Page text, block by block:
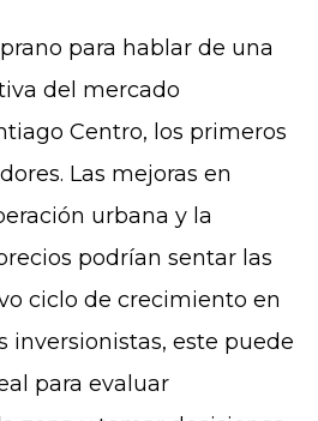
para hablar de una
del mercado
Centro, los primeros
Las mejoras en
urbana y la
podrían sentar las
ciclo de crecimiento en
inversionistas, este puede
para evaluar